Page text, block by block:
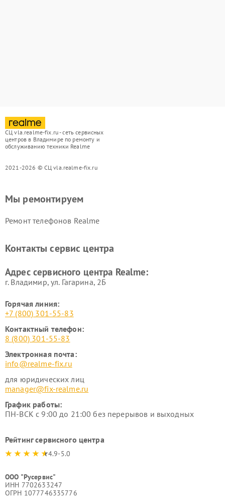
СЦ vla.realme-fix.ru - сеть сервисных
центров в Владимире по ремонту и
обслуживанию техники Realme
2021-2026 © СЦ vla.realme-fix.ru
Мы ремонтируем
Ремонт телефонов Realme
Контакты сервис центра
Адрес сервисного центра Realme:
г. Владимир, ул. Гагарина, 2Б
Горячая линия:
+7 (800) 301-55-83
Контактный телефон:
8 (800) 301-55-83
Электронная почта:
info@realme-fix.ru
для юридических лиц
manager@fix-realme.ru
График работы:
ПН-ВСК с 9:00 до 21:00 без перерывов и выходных
Рейтинг сервисного центра
4.9-5.0
ООО "Русервис"
ИНН 7702633247
ОГРН 1077746335776